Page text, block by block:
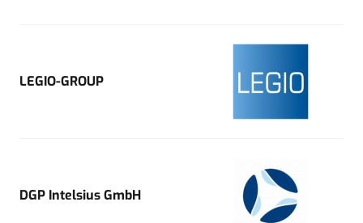
LEGIO-GROUP
DGP Intelsius GmbH